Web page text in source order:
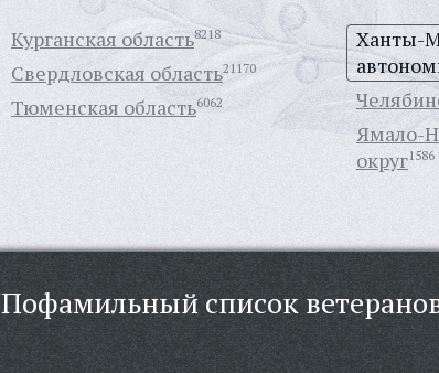
Курганская область8218
Свердловская область21170
Тюменская область6062
Ханты-
Ямало-
округ1586
Пофамильный список